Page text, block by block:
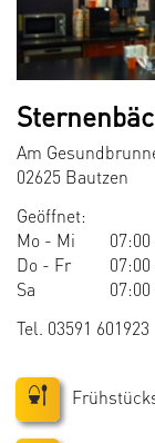
Am
02625 Bautzen
Geöffnet:
Mo - Mi
Do - Fr
Sa
Tel. 03591 601923